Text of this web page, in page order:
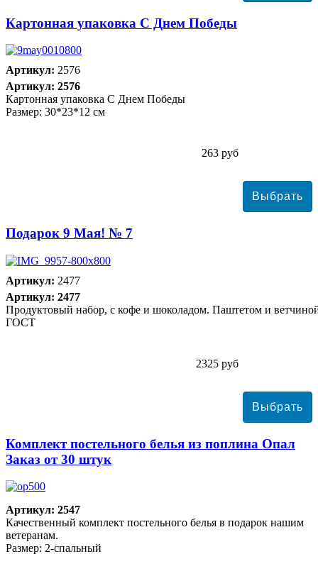
Картонная упаковка С Днем Победы
Артикул: 2576
Артикул: 2576
Картонная упаковка С Днем Победы
Размер: 30*23*12 см
263 руб
Подарок 9 Мая! № 7
Артикул: 2477
Артикул: 2477
Продуктовый набор, с кофе и шоколадом. Паштетом и
ГОСТ
2325 руб
Комплект постельного белья из поплина Опал
Заказ от 30 штук
Артикул: 2547
Качественный комплект постельного белья в подарок нашим
ветеранам.
Размер: 2-спальный